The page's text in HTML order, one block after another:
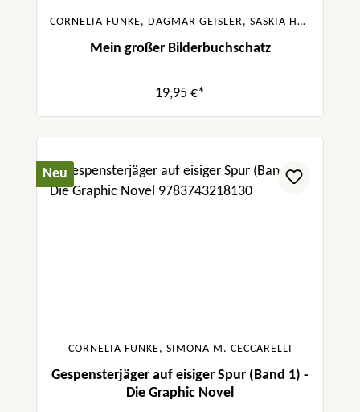
CORNELIA FUNKE, DAGMAR GEISLER, SASKIA HULA, JULIA BOEHME, URSULA POZNANSKI, SABINE BOHLMANN
Mein großer Bilderbuchschatz
19,95 €*
Neu
CORNELIA FUNKE, SIMONA M. CECCARELLI
Gespensterjäger auf eisiger Spur (Band 1) -
Die Graphic Novel